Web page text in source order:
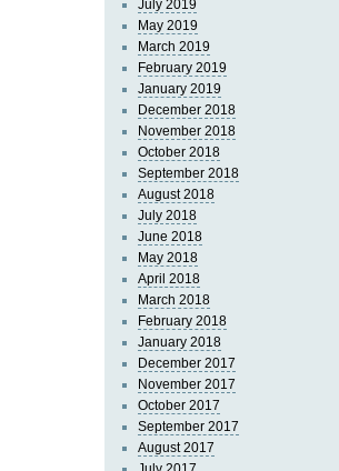
July 2019
May 2019
March 2019
February 2019
January 2019
December 2018
November 2018
October 2018
September 2018
August 2018
July 2018
June 2018
May 2018
April 2018
March 2018
February 2018
January 2018
December 2017
November 2017
October 2017
September 2017
August 2017